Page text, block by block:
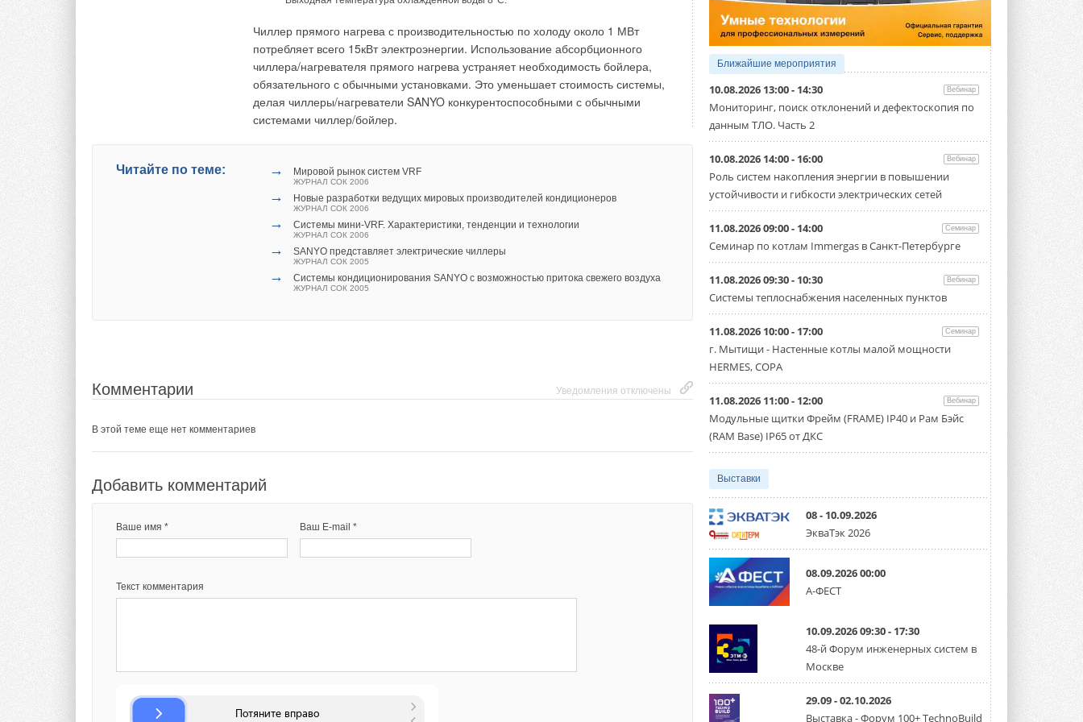
Чиллер прямого нагрева с производительностью по холоду около 1 МВт
потребляет всего 15кВт электроэнергии. Использование абсорбционного
чиллера/нагревателя прямого нагрева устраняет необходимость бойлера,
обязательного с обычными установками. Это уменьшает стоимость системы,
делая чиллеры/нагреватели SANYO конкурентоспособными с обычными
системами чиллер/бойлер.
Читайте по теме: → Мировой рынок систем VRF
ЖУРНАЛ СОК 2006
→ Новые разработки ведущих мировых производителей кондиционеров
ЖУРНАЛ СОК 2006
→ Системы мини-VRF. Характеристики, тенденции и технологии
ЖУРНАЛ СОК 2006
→ SANYO представляет электрические чиллеры
ЖУРНАЛ СОК 2005
→ Системы кондиционирования SANYO с возможностью притока свежего воздуха
ЖУРНАЛ СОК 2005
Уведомления отключены
Комментарии
В этой теме еще нет комментариев
Добавить комментарий
Ваше имя * Ваш E-mail *
Текст комментария
производительностью от 22,4 до 56 кВт.
Суммарная длина трубопроводов ...
3 АВГУСТА 2026
«СиСофт Девелопмент» подвел
итоги конкурса студенческих
проектов «ТИМ-лидеры 2026»
Новый сезон конкурса «ТИМ-лидеры»
стартует уже в сентябре 2026 года ...
3 АВГУСТА 2026
«Русклимат» укрепляет
партнёрство за Уралом
Президент Омского землячества в
Москве Михаил Тимошенко посетил
Омск с трёхдневным рабочим визитом ...
Carrier модернизирует
флагманский чиллер AquaEdge
19XR
Чиллер получил новую версию,
работающую на хладагенте R1234ze ...
31 ИЮЛЯ 2026
Mitsubishi расширяет
Mitsubishi Electric создаёт в США новую
компанию MEHITS US Inc. ...
31 ИЮЛЯ 2026
США запретили использование
иностранных инверторов
свой специальный перечень Covered ...
Уже через месяц в России
можно будет устанавливать
С 1 сентября снимается запрет на
микрогенерацию в многоквартирных ...
Канальные вентиляторы с ЕС-
двигателями Sysimple TRS EC
Новинка от Системэйр —
прямоугольный канальный ...
30 ИЮЛЯ 2026
Ближайшие мероприятия
10.08.2026 13:00 - 14:30 Вебинар
Мониторинг, поиск отклонений и дефектоскопия по
данным ТЛО. Часть 2
10.08.2026 14:00 - 16:00 Вебинар
Роль систем накопления энергии в повышении
устойчивости и гибкости электрических сетей
11.08.2026 09:00 - 14:00 Семинар
Семинар по котлам Immergas в Санкт-Петербурге
11.08.2026 09:30 - 10:30 Вебинар
Системы теплоснабжения населенных пунктов
11.08.2026 10:00 - 17:00 Семинар
г. Мытищи - Настенные котлы малой мощности
HERMES, COPA
11.08.2026 11:00 - 12:00 Вебинар
Модульные щитки Фрейм (FRAME) IP40 и Рам Бэйс
(RAM Base) IP65 от ДКС
Выставки
08 - 10.09.2026
ЭкваТэк 2026
08.09.2026 00:00
А-ФЕСТ
10.09.2026 09:30 - 17:30
48-й Форум инженерных систем в
Москве
29.09 - 02.10.2026
Выставка - Форум 100+ TechnoBuild
представлен генеральным дистрибьютором оборудования em@x в
России — компанией «ТеплоМаркеТ» на выставке «SHK MOSCOW 2003».
Также читайте по теме Газовые конвекторы в России в журнале
→ Путешествие по Поднебесной. Первая поездка на завод BDR Thermea в Китае
→ Новый одноконтурный ECO Nova
→ ЖК «Гагарин»: инновации BAXI выше крыши
→ ECO Life — новый компактный газовый настенный котёл BAXI
В этой теме еще нет комментариев
Добавить комментарий
Ваше имя *
Текст комментария
Добавить комментарий